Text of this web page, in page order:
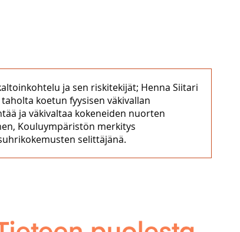
ja sen riskitekijät; Henna Siitari
koetun fyysisen väkivallan
ja väkivaltaa kokeneiden nuorten
Kouluympäristön merkitys
selittäjänä.